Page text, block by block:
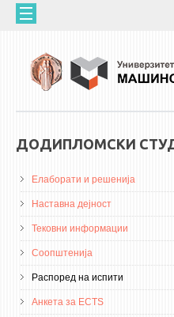
Skip to main content
ЗА НАС
60 ГОДИНИ МФ
ЗА ФАКУЛТЕТОТ
НАУЧНА ДЕЈНОСТ
МАШИНСКО
АПЛИКАТИВНА ДЕЈНОСТ
МЕЃУНАРОДНА СОРАБОТКА
ERASMUS+
ДОДИПЛОМСКИ
Елаборати и решенија
Наставна дејност
Тековни информации
Соопштенија
Распоред на испити
Анкета за ECTS